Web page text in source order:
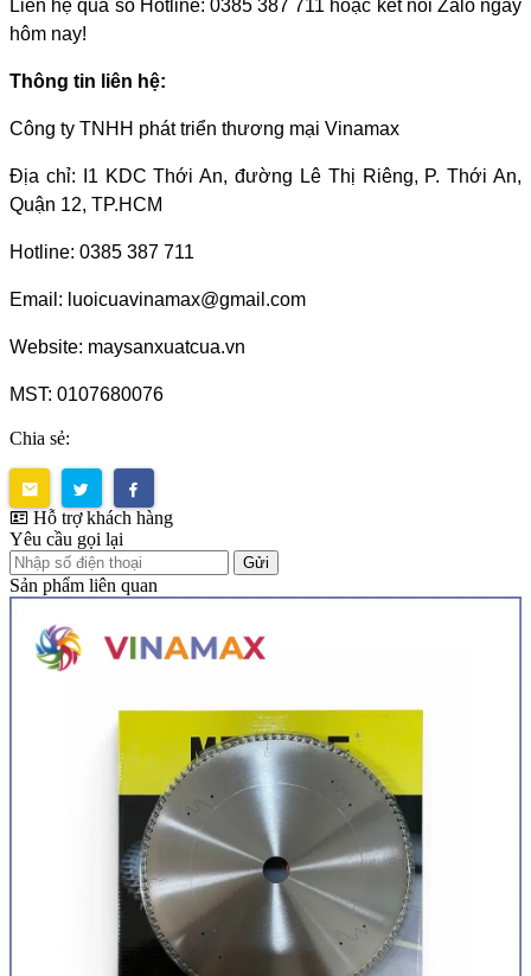
Liên hệ qua số Hotline: 0385 387 711 hoặc kết nối Zalo ngay
hôm nay!
Thông tin liên hệ:
Công ty TNHH phát triển thương mại Vinamax
Địa chỉ: I1 KDC Thới An, đường Lê Thị Riêng, P. Thới An,
Quận 12, TP.HCM
Hotline: 0385 387 711
Email: luoicuavinamax@gmail.com
Website: maysanxuatcua.vn
MST: 0107680076
Chia sẻ:
Hỗ trợ khách hàng
Yêu cầu gọi lại
Gửi
Sản phẩm liên quan